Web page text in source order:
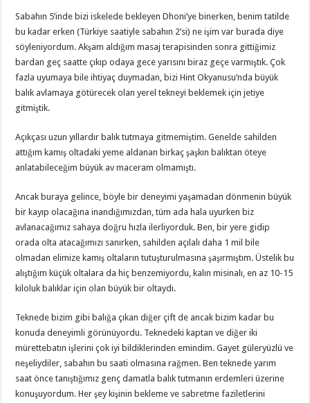
Sabahın 5’inde bizi iskelede bekleyen Dhoni’ye binerken, benim tatilde
bu kadar erken (Türkiye saatiyle sabahın 2’si) ne işim var burada diye
söyleniyordum. Akşam aldığım masaj terapisinden sonra gittiğimiz
bardan geç saatte çıkıp odaya gece yarısını biraz geçe varmıştık. Çok
fazla uyumaya bile ihtiyaç duymadan, bizi Hint Okyanusu’nda büyük
balık avlamaya götürecek olan yerel tekneyi beklemek için jetiye
gitmiştik.
Açıkçası uzun yıllardır balık tutmaya gitmemiştim. Genelde sahilden
attığım kamış oltadaki yeme aldanan birkaç şaşkın balıktan öteye
anlatabileceğim büyük av maceram olmamıştı.
Ancak buraya gelince, böyle bir deneyimi yaşamadan dönmenin büyük
bir kayıp olacağına inandığımızdan, tüm ada hala uyurken biz
avlanacağımız sahaya doğru hızla ilerliyorduk. Ben, bir yere gidip
orada olta atacağımızı sanırken, sahilden açılalı daha 1 mil bile
olmadan elimize kamış oltaların tutuşturulmasına şaşırmıştım. Üstelik bu
alıştığım küçük oltalara da hiç benzemiyordu, kalın misinalı, en az 10-15
kiloluk balıklar için olan büyük bir oltaydı.
Teknede bizim gibi balığa çıkan diğer çift de ancak bizim kadar bu
konuda deneyimli görünüyordu. Teknedeki kaptan ve diğer iki
mürettebatın işlerini çok iyi bildiklerinden emindim. Gayet güleryüzlü ve
neşeliydiler, sabahın bu saati olmasına rağmen. Ben teknede yarım
saat önce tanıştığımız genç damatla balık tutmanın erdemleri üzerine
konuşuyordum. Her şey kişinin bekleme ve sabretme faziletlerini